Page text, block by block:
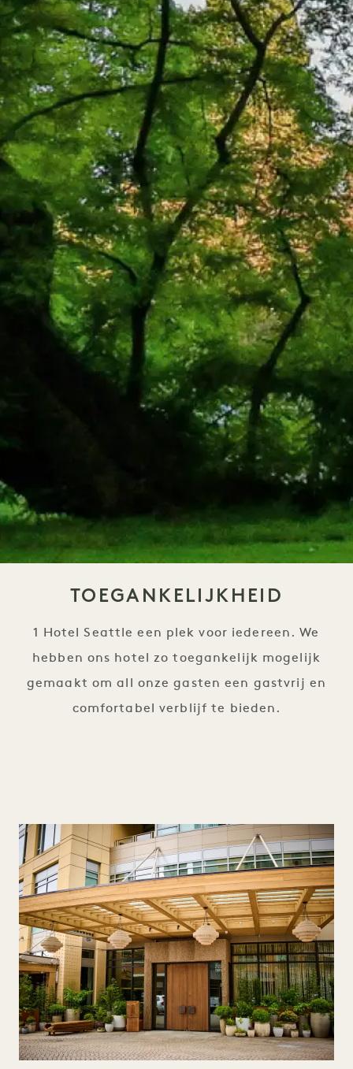
TOEGANKELIJKHEID
1 Hotel Seattle een plek voor iedereen. We
hebben ons hotel zo toegankelijk mogelijk
gemaakt om all onze gasten een gastvrij en
comfortabel verblijf te bieden.